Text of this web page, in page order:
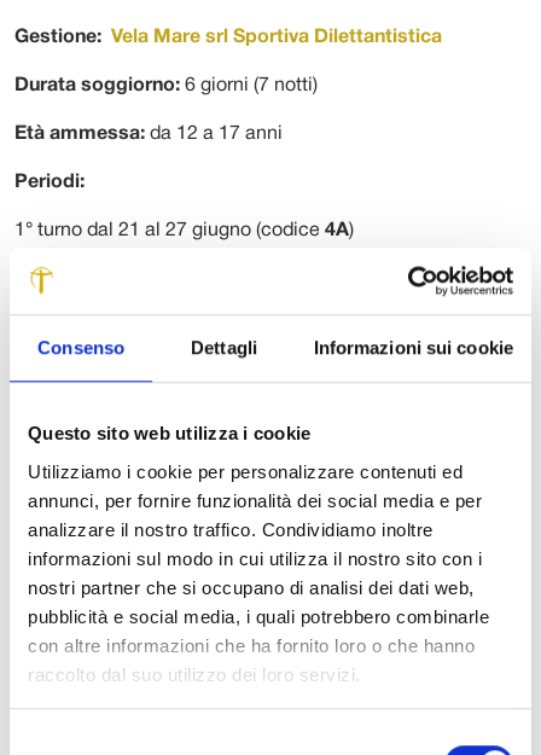
Consenso Dettagli Informazioni sui cookie
Questo sito web utilizza i cookie
Utilizziamo i cookie per personalizzare contenuti ed
annunci, per fornire funzionalità dei social media e per
analizzare il nostro traffico. Condividiamo inoltre
informazioni sul modo in cui utilizza il nostro sito con i
nostri partner che si occupano di analisi dei dati web,
pubblicità e social media, i quali potrebbero combinarle
con altre informazioni che ha fornito loro o che hanno
raccolto dal suo utilizzo dei loro servizi.
Gestione: Vela Mare srl Sportiva Dilettantistica
Durata soggiorno: 6 giorni (7 notti)
Età ammessa: da 12 a 17 anni
Periodi:
1° turno dal 21 al 27 giugno (codice 4A)
3° turno dal 2 all’8 agosto (codice
Navigazioni in flottiglia nei posti più belli del Mediterraneo
facendo tappa nelle località più accoglienti e famose dei
Navigazione da Viareggio verso il Golfo dei Poeti e le 5
Portovenere, Levanto, Vernazza, Portovenere, Lerici,
Marina di Carrara, Viareggio. Un’esperienza affascinante,
tra porti attrezzati e rade, immersi nella natura e attenti alle
meraviglie di paesaggi incantati, uccelli rari e mammiferi
marini, fra amici, vela e divertimento.
Una buona occasione per divertirsi in compagnia e fare
nuovi incontri, ma anche di mettersi in discussione
sull’ordine e sulla vita di gruppo.